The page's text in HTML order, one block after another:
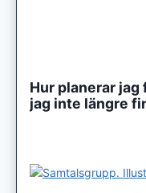
Hur planerar
jag inte längre